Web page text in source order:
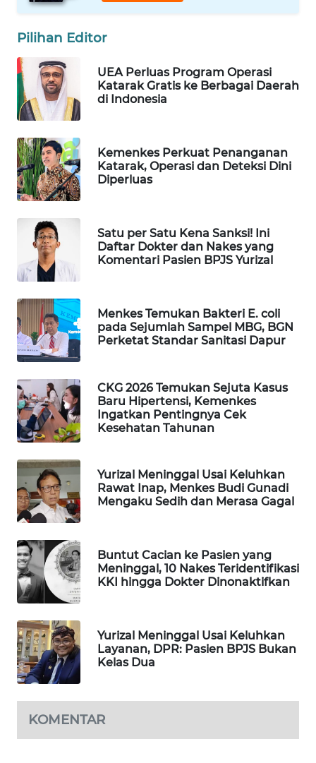
Pilihan Editor
UEA Perluas Program Operasi
Katarak Gratis ke Berbagai Daerah
di Indonesia
Kemenkes Perkuat Penanganan
Katarak, Operasi dan Deteksi Dini
Diperluas
Satu per Satu Kena Sanksi! Ini
Daftar Dokter dan Nakes yang
Komentari Pasien BPJS Yurizal
Menkes Temukan Bakteri E. coli
pada Sejumlah Sampel MBG, BGN
Perketat Standar Sanitasi Dapur
CKG 2026 Temukan Sejuta Kasus
Baru Hipertensi, Kemenkes
Ingatkan Pentingnya Cek
Kesehatan Tahunan
Yurizal Meninggal Usai Keluhkan
Rawat Inap, Menkes Budi Gunadi
Mengaku Sedih dan Merasa Gagal
Buntut Cacian ke Pasien yang
Meninggal, 10 Nakes Teridentifikasi
KKI hingga Dokter Dinonaktifkan
Yurizal Meninggal Usai Keluhkan
Layanan, DPR: Pasien BPJS Bukan
Kelas Dua
KOMENTAR
Wahana
Media
Group
WAHANA
NEWS
WAHANA
TANI
WAHANA
WAHANA
INFRASTRUKTUR
WAHANA
KONSUMEN
WAHANA
LISTRIK
WAHANA
TRAVEL
TV
WAHANANEWS
ID
WAHANANEWS
CO ID
NET
WAHANA
SPORT
WAHANA